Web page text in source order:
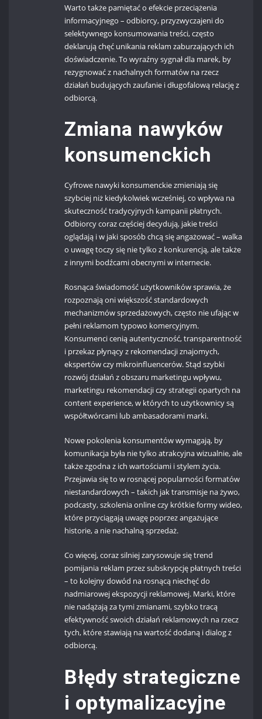
Warto także pamiętać o efekcie przeciążenia
informacyjnego – odbiorcy, przyzwyczajeni do
selektywnego konsumowania treści, często
deklarują chęć unikania reklam zaburzających ich
doświadczenie. To wyraźny sygnał dla marek, by
rezygnować z nachalnych formatów na rzecz
działań budujących zaufanie i długofalową relację z
odbiorcą.
Zmiana nawyków
konsumenckich
Cyfrowe nawyki konsumenckie zmieniają się
szybciej niż kiedykolwiek wcześniej, co wpływa na
skuteczność tradycyjnych kampanii płatnych.
Odbiorcy coraz częściej decydują, jakie treści
oglądają i w jaki sposób chcą się angażować – walka
o uwagę toczy się nie tylko z konkurencją, ale także
z innymi bodźcami obecnymi w internecie.
Rosnąca świadomość użytkowników sprawia, że
rozpoznają oni większość standardowych
mechanizmów sprzedażowych, często nie ufając w
pełni reklamom typowo komercyjnym.
Konsumenci cenią autentyczność, transparentność
i przekaz płynący z rekomendacji znajomych,
ekspertów czy mikroinfluencerów. Stąd szybki
rozwój działań z obszaru marketingu wpływu,
marketingu rekomendacji czy strategii opartych na
content experience, w których to użytkownicy są
współtwórcami lub ambasadorami marki.
Nowe pokolenia konsumentów wymagają, by
komunikacja była nie tylko atrakcyjna wizualnie, ale
także zgodna z ich wartościami i stylem życia.
Przejawia się to w rosnącej popularności formatów
niestandardowych – takich jak transmisje na żywo,
podcasty, szkolenia online czy krótkie formy wideo,
które przyciągają uwagę poprzez angażujące
historie, a nie nachalną sprzedaż.
Co więcej, coraz silniej zarysowuje się trend
pomijania reklam przez subskrypcję płatnych treści
– to kolejny dowód na rosnącą niechęć do
nadmiarowej ekspozycji reklamowej. Marki, które
nie nadążają za tymi zmianami, szybko tracą
efektywność swoich działań reklamowych na rzecz
tych, które stawiają na wartość dodaną i dialog z
odbiorcą.
Błędy strategiczne
i optymalizacyjne